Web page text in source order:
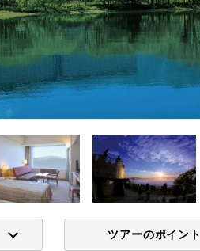
ツアーのポイント